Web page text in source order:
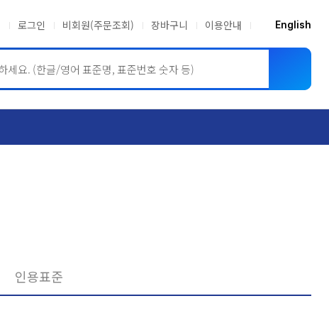
로그인 비회원(주문조회) 장바구니 이용안내 English
인용표준